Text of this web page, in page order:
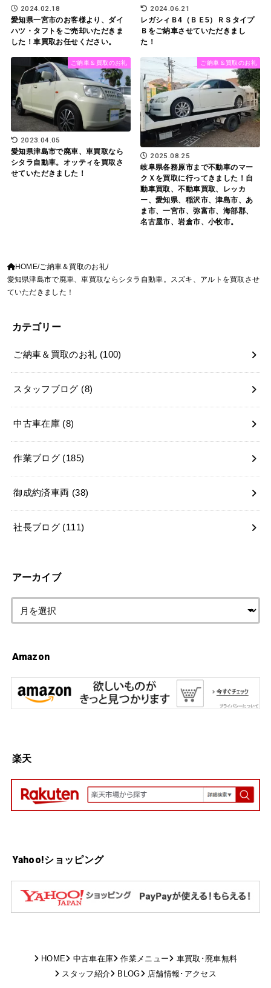
2024.02.18
愛知県一宮市のお客様より、ダイ
ハツ・タフトをご売却いただきま
した！車買取お任せください。
2024.06.21
レガシィＢ4（ＢＥ5）ＲＳタイプ
Ｂをご納車させていただきまし
た！
ご納車＆買取のお礼
2023.04.05
愛知県津島市で廃車、車買取なら
シタラ自動車。オッティを買取さ
せていただきました！
ご納車＆買取のお礼
2025.08.25
岐阜県各務原市まで不動車のマー
クＸを買取に行ってきました！自
動車買取、不動車買取、レッカ
ー、愛知県、稲沢市、津島市、あ
ま市、一宮市、弥富市、海部郡、
名古屋市、岩倉市、小牧市。
HOME ご納車＆買取のお礼
愛知県津島市で廃車、車買取ならシタラ自動車。スズキ、アルトを買取させ
ていただきました！
カテゴリー
ご納車＆買取のお礼 (100)
スタッフブログ (8)
中古車在庫 (8)
作業ブログ (185)
御成約済車両 (38)
社長ブログ (111)
アーカイブ
Amazon
楽天
Yahoo!ショッピング
HOME 中古車在庫 作業メニュー
車買取･廃車無料
スタッフ紹介
BLOG 店舗情報･アクセス